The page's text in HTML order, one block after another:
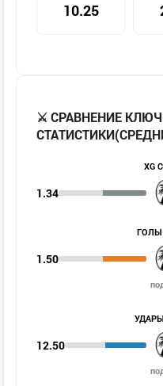
10.25
⚔️ СРАВНЕНИЕ
XG
1.34
ГОЛЫ
1.50
12.50